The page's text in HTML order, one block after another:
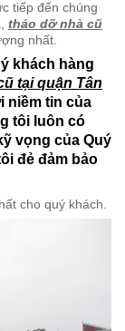
cũ tại tphcm, Sài
tiếp đến chúng
tháo dỡ nhà cũ
nhất.
khách hàng
tại quận Tân
tin của
tôi luôn có
vọng của Quý
đẻ đảm bảo
cho quý khách.